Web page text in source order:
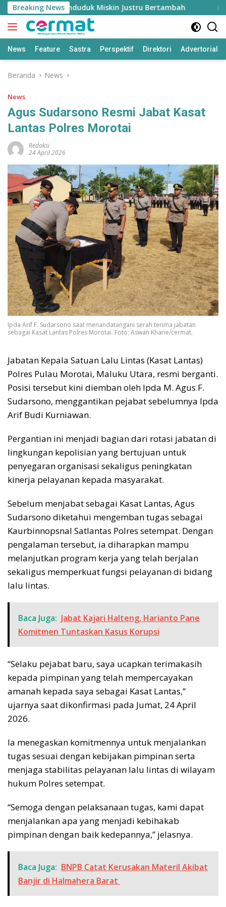
Langsung
ke
konten
Breaking News
Tinggi, Penduduk Miskin Justru Bertambah
News Feature Sastra Perspektif Direktori Advertorial
Beranda News
News
Agus Sudarsono Resmi Jabat Kasat
Lantas Polres Morotai
Redaksi
24 April 2026
Ipda Arif F. Sudarsono saat menandatangani serah terima jabatan
sebagai Kasat Lantas Polres Morotai. Foto: Aswan Kharie/cermat.
Jabatan Kepala Satuan Lalu Lintas (Kasat Lantas)
Polres Pulau Morotai, Maluku Utara, resmi berganti.
Posisi tersebut kini diemban oleh Ipda M. Agus F.
Sudarsono, menggantikan pejabat sebelumnya Ipda
Arif Budi Kurniawan.
Pergantian ini menjadi bagian dari rotasi jabatan di
lingkungan kepolisian yang bertujuan untuk
penyegaran organisasi sekaligus peningkatan
kinerja pelayanan kepada masyarakat.
Sebelum menjabat sebagai Kasat Lantas, Agus
Sudarsono diketahui mengemban tugas sebagai
Kaurbinnopsnal Satlantas Polres setempat. Dengan
pengalaman tersebut, ia diharapkan mampu
melanjutkan program kerja yang telah berjalan
sekaligus memperkuat fungsi pelayanan di bidang
lalu lintas.
Baca Juga: Jabat Kajari Halteng, Harianto Pane
Komitmen Tuntaskan Kasus Korupsi
“Selaku pejabat baru, saya ucapkan terimakasih
kepada pimpinan yang telah mempercayakan
amanah kepada saya sebagai Kasat Lantas,”
ujarnya saat dikonfirmasi pada Jumat, 24 April
2026.
Ia menegaskan komitmennya untuk menjalankan
tugas sesuai dengan kebijakan pimpinan serta
menjaga stabilitas pelayanan lalu lintas di wilayam
hukum Polres setempat.
“Semoga dengan pelaksanaan tugas, kami dapat
menjalankan apa yang menjadi kebihakab
pimpinan dengan baik kedepannya,” jelasnya.
Baca Juga: BNPB Catat Kerusakan Materil Akibat
Banjir di Halmahera Barat